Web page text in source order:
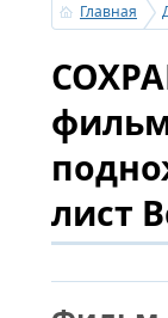
СОВЕТА
«УРАЛ»
УСЕРГАН.
ОГОНЬ -
ПОЖАРОВ
Главная
лист